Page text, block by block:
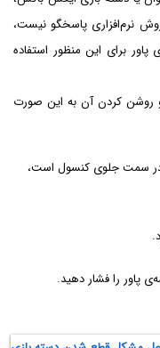
نرم‌افزاری پاسخگو نیست،
برای این منظور استفاده
کردن آن به این صورت
در سمت جلوی کنسول است،
پاور را فشار دهید.